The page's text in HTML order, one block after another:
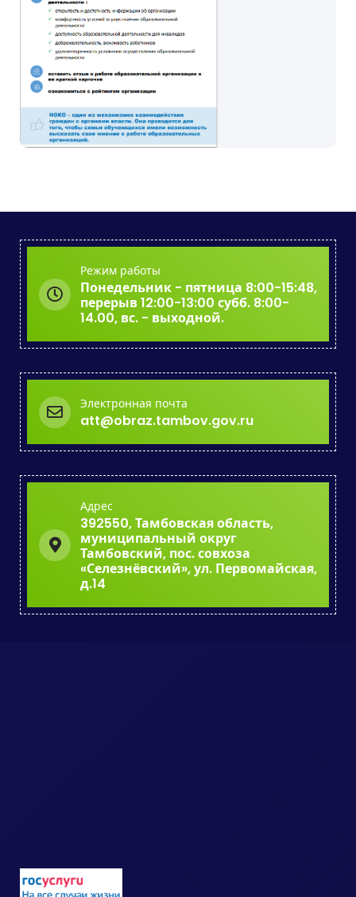
Режим работы
Понедельник - пятница 8:00-15:48,
перерыв 12:00-13:00 субб. 8:00-
14.00, вс. - выходной.
Электронная почта
att@obraz.tambov.gov.ru
Адрес
392550, Тамбовская область,
муниципальный округ
Тамбовский, пос. совхоза
«Селезнёвский», ул. Первомайская,
д.14